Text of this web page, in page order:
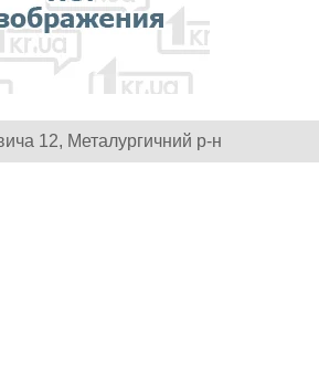
12, Металургичний р-н